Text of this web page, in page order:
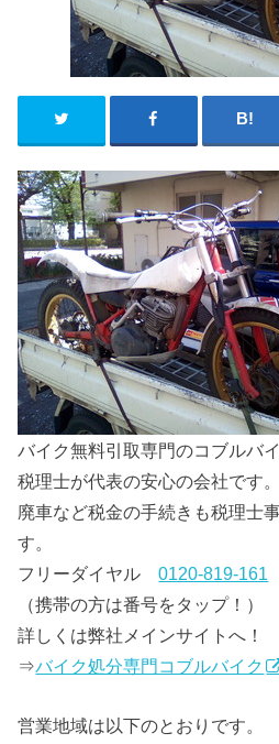
バイク無料引取専門のコブルバイ
税理士が代表の安心の会社です。
廃車など税金の手続きも税理士
す。
フリーダイヤル0120-819-161
（携帯の方は番号をタップ！）
詳しくは弊社メインサイトへ！
⇒バイク処分専門コブルバイク
営業地域は以下のとおりです。